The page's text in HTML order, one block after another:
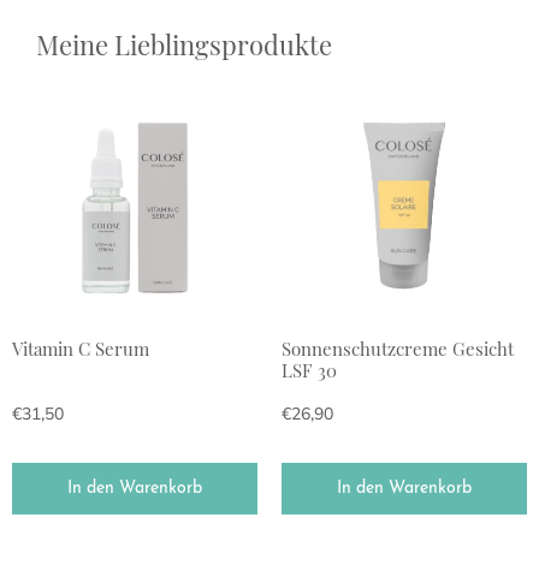
Meine Lieblingsprodukte
Vitamin C Serum
€31,50
In den Warenkorb
Sonnenschutzcreme Gesicht
LSF 30
€26,90
In den Warenkorb